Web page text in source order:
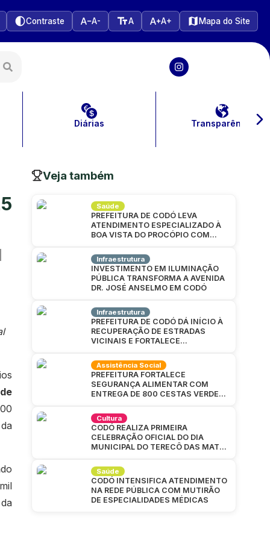
Contraste A- A A+ Mapa do Site
Diárias Transparência
Veja também
Saúde
PREFEITURA DE CODÓ LEVA
ATENDIMENTO ESPECIALIZADO À
BOA VISTA DO PROCÓPIO COM
Infraestrutura
INVESTIMENTO EM ILUMINAÇÃO
PÚBLICA TRANSFORMA A AVENIDA
DR. JOSÉ ANSELMO EM CODÓ
Infraestrutura
PREFEITURA DE CODÓ DÁ INÍCIO À
RECUPERAÇÃO DE ESTRADAS
VICINAIS E FORTALECE
Assistência Social
PREFEITURA FORTALECE
SEGURANÇA ALIMENTAR COM
ENTREGA DE 800 CESTAS VERDES
Cultura
CODÓ REALIZA PRIMEIRA
CELEBRAÇÃO OFICIAL DO DIA
MUNICIPAL DO TERECÔ DAS MATAS
Saúde
CODÓ INTENSIFICA ATENDIMENTO
NA REDE PÚBLICA COM MUTIRÃO
DE ESPECIALIDADES MÉDICAS